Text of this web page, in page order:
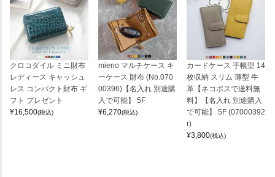
クロコダイル ミニ財布
レディース キャッシュ
レス コンパクト財布 ギ
フト プレゼント
¥16,500(税込)
mieno マルチケース キ
ーケース 財布 (No.070
00396)【名入れ 別途購
入で可能】 5F
¥6,270(税込)
カードケース 手帳型 14
枚収納 スリム 薄型 牛
革【ネコポスで送料無
料】【名入れ 別途購入
で可能】 5F (07000392
r)
¥3,800(税込)